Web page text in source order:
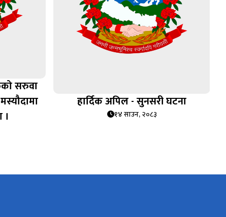
सरुवा
हार्दिक अपिल - सुनसरी घटना
१४ साउन, २०८३